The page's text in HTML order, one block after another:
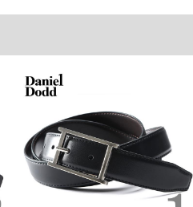
返品交換不可とさせて頂いております。予め
げ無料対象商品は1本につき税込6,000円以
料（500円+税）となります。）
場合がございます。
りますので、予めご了承下さい。
ます。(例：裾にファスナーや調節ひもが付
等)
います。また、お客様がご使用の環境（コ
が若干異なる場合がございます。予めご了承